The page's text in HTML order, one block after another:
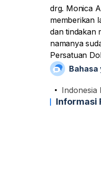
drg. Monica
memberikan
dan tindakan
namanya
Persatuan
Bahasa
Indonesia
Informasi